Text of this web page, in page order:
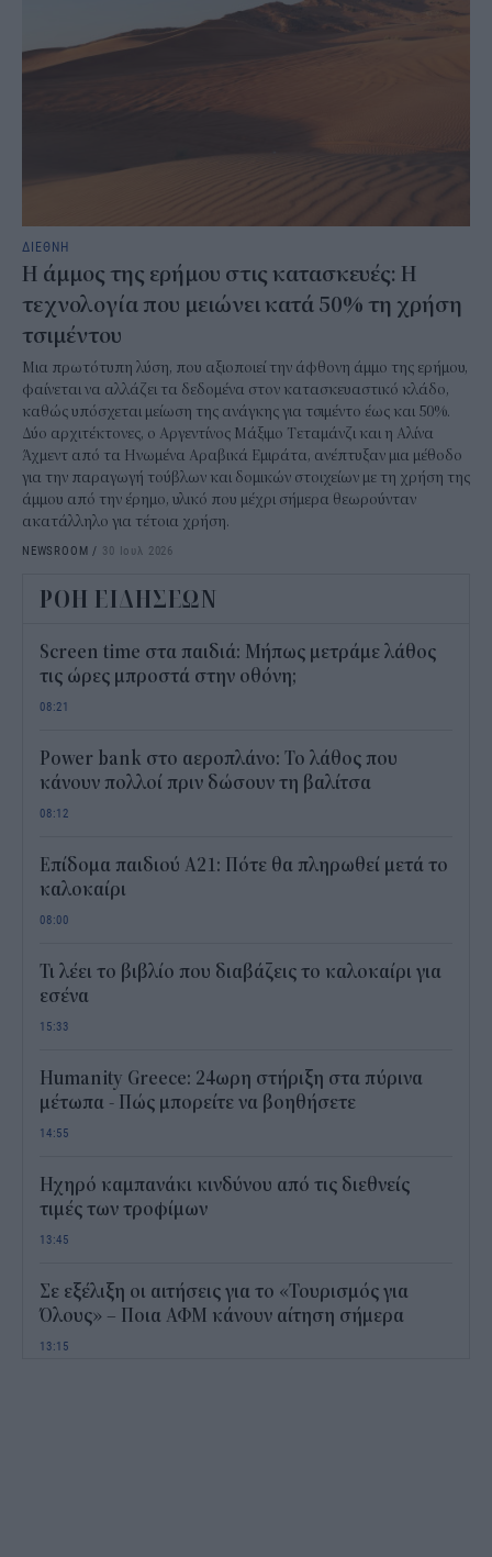
ΔΙΕΘΝΗ
Η άμμος της ερήμου στις κατασκευές: Η
τεχνολογία που μειώνει κατά 50% τη χρήση
τσιμέντου
Μια πρωτότυπη λύση, που αξιοποιεί την άφθονη άμμο της ερήμου,
φαίνεται να αλλάζει τα δεδομένα στον κατασκευαστικό κλάδο,
καθώς υπόσχεται μείωση της ανάγκης για τσιμέντο έως και 50%.
Δύο αρχιτέκτονες, ο Αργεντίνος Μάξιμο Τεταμάνζι και η Αλίνα
Άχμεντ από τα Ηνωμένα Αραβικά Εμιράτα, ανέπτυξαν μια μέθοδο
για την παραγωγή τούβλων και δομικών στοιχείων με τη χρήση της
άμμου από την έρημο, υλικό που μέχρι σήμερα θεωρούνταν
ακατάλληλο για τέτοια χρήση.
NEWSROOM / 30 Ιουλ 2026
ΡΟΗ ΕΙΔΗΣΕΩΝ
Screen time στα παιδιά: Μήπως μετράμε λάθος
τις ώρες μπροστά στην οθόνη;
08:21
Power bank στο αεροπλάνο: Το λάθος που
κάνουν πολλοί πριν δώσουν τη βαλίτσα
08:12
Επίδομα παιδιού Α21: Πότε θα πληρωθεί μετά το
καλοκαίρι
08:00
Τι λέει το βιβλίο που διαβάζεις το καλοκαίρι για
εσένα
15:33
Humanity Greece: 24ωρη στήριξη στα πύρινα
μέτωπα - Πώς μπορείτε να βοηθήσετε
14:55
Ηχηρό καμπανάκι κινδύνου από τις διεθνείς
τιμές των τροφίμων
13:45
Σε εξέλιξη οι αιτήσεις για το «Τουρισμός για
Όλους» – Ποια ΑΦΜ κάνουν αίτηση σήμερα
13:15